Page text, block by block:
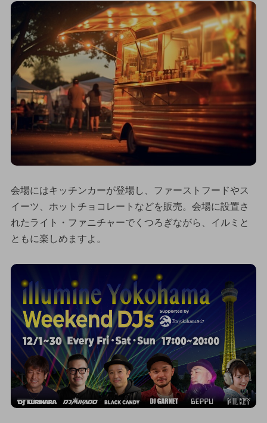
会場にはキッチンカーが登場し、ファーストフードやス
イーツ、ホットチョコレートなどを販売。会場に設置さ
れたライト・ファニチャーでくつろぎながら、イルミと
ともに楽しめますよ。